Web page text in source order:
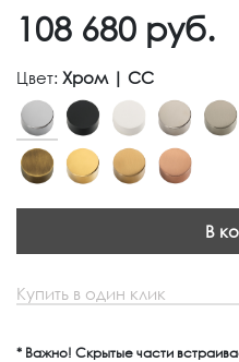
108 680 руб.
Цвет: Хром | CC
В
Купить в один клик
* Важно! Скрытые части